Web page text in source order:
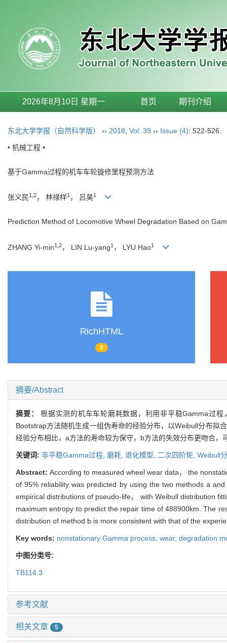
2026年8月10日 星期一 首页 期刊介绍
东北大学学报（自然科学版） ›› 2018 Vol. 39 ›› Issue (4): 522-526.
• 机械工程 •
基于Gamma过程的机车车轮镟修里程预测方法
张义民1,2， 林禄样1 ， 吕昊1
Prediction Method of Locomotive Wheel Degradation Based on
ZHANG Yi-min1,2， LIN Lu-yang1 ， LYU Hao1
RichHTML
0
摘要/Abstract
摘要：根据实测的机车车轮磨耗数据，利用非平稳Gamma过
Bootstrap方法随机生成一组伪寿命的经验分布，以Weibull分布拟
经验分布相比，a方法的寿命较为保守，b方法的失效分布更吻合，
关键词: 非平稳Gamma过程, 磨耗, 退化模型, 二次四阶矩, Weibull
Abstract:According to measured wheel wear data， the
of 95% reliability was predicted by using the two methods a
empirical distributions of pseudo-life， with Weibull distribution
maximum entropy to predict the repair time of 488900km. The
distribution of method b is more consistent with that of the
Key words: nonstationary Gamma process, wear, degradation
中图分类号:
TB114.3
参考文献
相关文章 5